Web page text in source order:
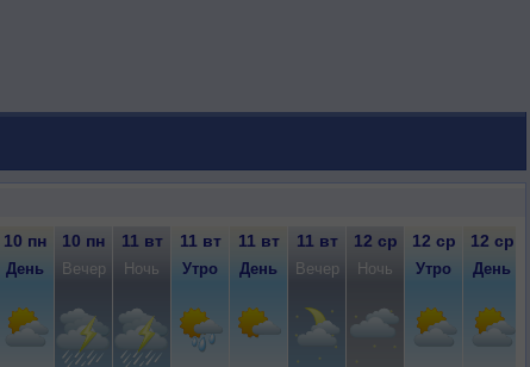
10 пн 10 пн 11 вт 11 вт 11 вт 11 вт 12 ср 12 ср 12 ср
День Вечер Ночь Утро День Вечер Ночь Утро День